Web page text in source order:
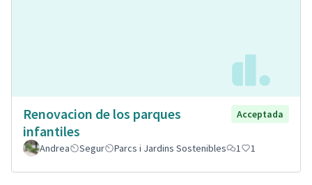
Renovacion de los parques
infantiles
Acceptada
Andrea Segur Parcs i Jardins Sostenibles 1 1